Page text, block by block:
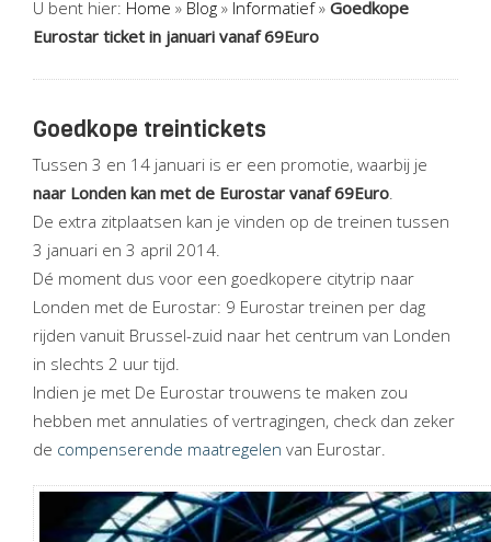
U bent hier: Home » Blog » Informatief» Goedkope
Eurostar ticket in januari vanaf 69Euro
Goedkope treintickets
Tussen 3 en 14 januari is er een promotie, waarbij je
naar Londen kan met de Eurostar vanaf 69Euro
De extra zitplaatsen kan je vinden op de treinen tussen
3 januari en 3 april 2014.
Dé moment dus voor een goedkopere citytrip naar
Londen met de Eurostar: 9 Eurostar treinen per dag
rijden vanuit Brussel-zuid naar het centrum van Londen
in slechts 2 uur tijd.
Indien je met De Eurostar trouwens te maken zou
hebben met annulaties of vertragingen, check dan zeker
de compenserende maatregelen van Eurostar.